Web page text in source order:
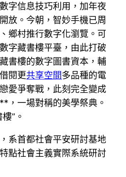
字信息技巧利用，加年夜
放。今朝，智妙手機已周
鄉村推行數字化瀏覽。可
字藏書樓平臺，由此打破
書樓的數字圖書資本，輔
閱更共享空間多品種的電
愛爭奪戰，此刻完全變成
，一場對稱的美學祭典。
”。
系首都社會平安研討基地
點社會主義實際系統研討